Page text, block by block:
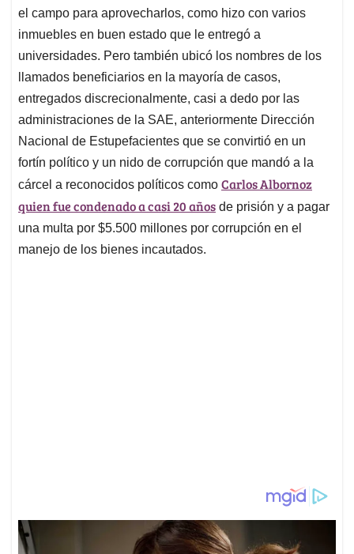
el campo para aprovecharlos, como hizo con varios
inmuebles en buen estado que le entregó a
universidades. Pero también ubicó los nombres de los
llamados beneficiarios en la mayoría de casos,
entregados discrecionalmente, casi a dedo por las
administraciones de la SAE, anteriormente Dirección
Nacional de Estupefacientes que se convirtió en un
fortín político y un nido de corrupción que mandó a la
cárcel a reconocidos políticos como Carlos Albornoz
quien fue condenado a casi 20 años de prisión y a pagar
una multa por $5.500 millones por corrupción en el
manejo de los bienes incautados.